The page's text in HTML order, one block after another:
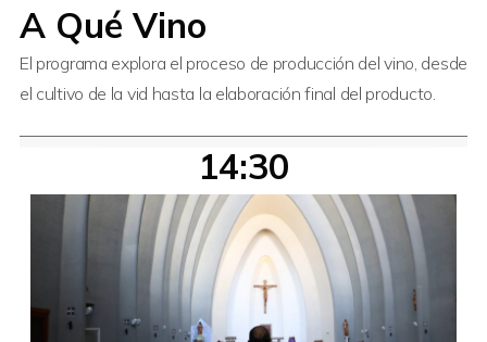
A Qué Vino
El programa explora el proceso de producción del vino, desde
el cultivo de la vid hasta la elaboración final del producto.
14:30